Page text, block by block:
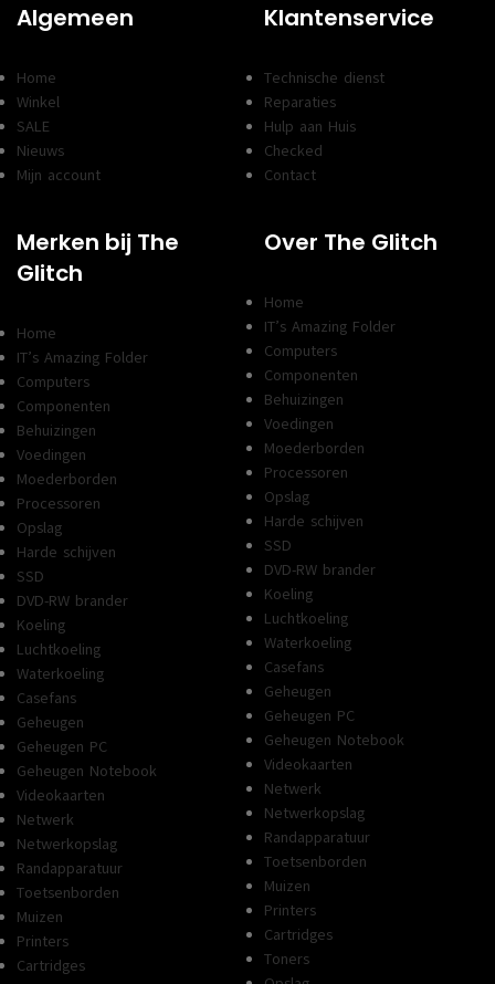
Algemeen
Home
Winkel
SALE
Nieuws
Mijn account
Klantenservice
Technische dienst
Reparaties
Hulp aan Huis
Checked
Contact
Merken bij The
Glitch
Home
IT’s Amazing Folder
Computers
Componenten
Behuizingen
Voedingen
Moederborden
Processoren
Opslag
Harde schijven
SSD
DVD-RW brander
Koeling
Luchtkoeling
Waterkoeling
Casefans
Geheugen
Geheugen PC
Geheugen Notebook
Videokaarten
Netwerk
Netwerkopslag
Randapparatuur
Toetsenborden
Muizen
Printers
Cartridges
Over The Glitch
Home
IT’s Amazing Folder
Computers
Componenten
Behuizingen
Voedingen
Moederborden
Processoren
Opslag
Harde schijven
SSD
DVD-RW brander
Koeling
Luchtkoeling
Waterkoeling
Casefans
Geheugen
Geheugen PC
Geheugen Notebook
Videokaarten
Netwerk
Netwerkopslag
Randapparatuur
Toetsenborden
Muizen
Printers
Cartridges
Toners